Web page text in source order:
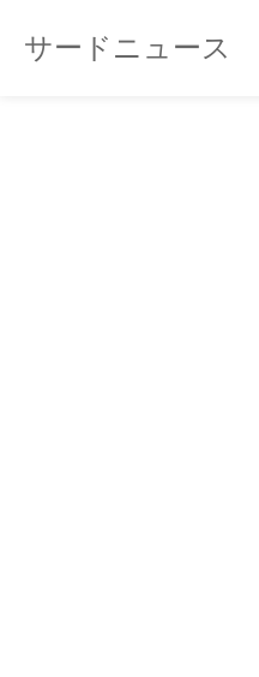
サードニュース